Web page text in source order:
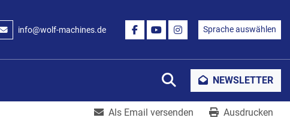
info@wolf-machines.de
FACEBOOK
YOUTUBEINSTAGRAM
Sprache auswählen
SucheNEWSLETTER
Als Email versenden Ausdrucken